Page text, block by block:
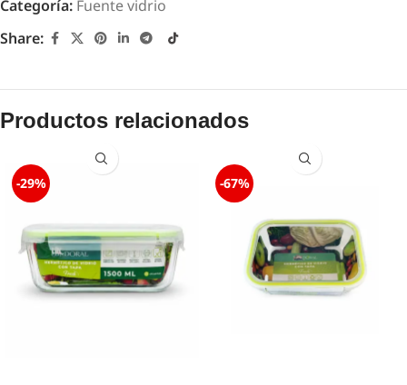
Categoría: Fuente vidrio
Share:
Productos relacionados
-29% -67%